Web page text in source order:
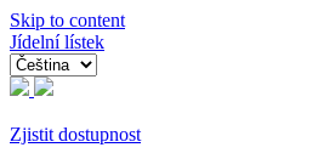
Skip to content
Jídelní lístek
Zjistit dostupnost